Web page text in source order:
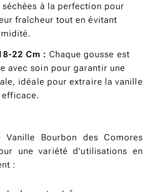
à la perfection pour
fraîcheur tout en évitant
22 Cm : Chaque gousse est
avec soin pour garantir une
idéale pour extraire la vanille
Vanille Bourbon des Comores
une variété d'utilisations en
: